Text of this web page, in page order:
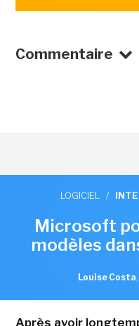
Commentaire
LOGICIEL /
Microsoft
modèles
Louise Costa,
Après avoir